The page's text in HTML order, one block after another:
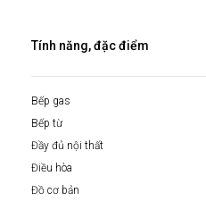
Tính năng, đặc điểm
Bếp gas
Bếp từ
Đầy đủ nội thất
Điều hòa
Đồ cơ bản